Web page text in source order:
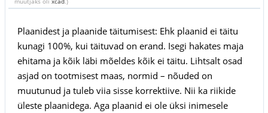
Plaanidest ja plaanide täitumisest: Ehk plaanid ei täitu
kunagi 100%, kui täituvad on erand. Isegi hakates maja
ehitama ja kõik läbi mõeldes kõik ei täitu. Lihtsalt osad
asjad on tootmisest maas, normid – nõuded on
muutunud ja tuleb viia sisse korrektiive. Nii ka riikide
üleste plaanidega. Aga plaanid ei ole üksi inimesele